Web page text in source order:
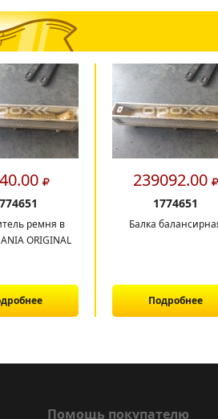
ремня в
ORIGINAL
239092.00
1774651
Балка
Подробнее
Помощь покупателю